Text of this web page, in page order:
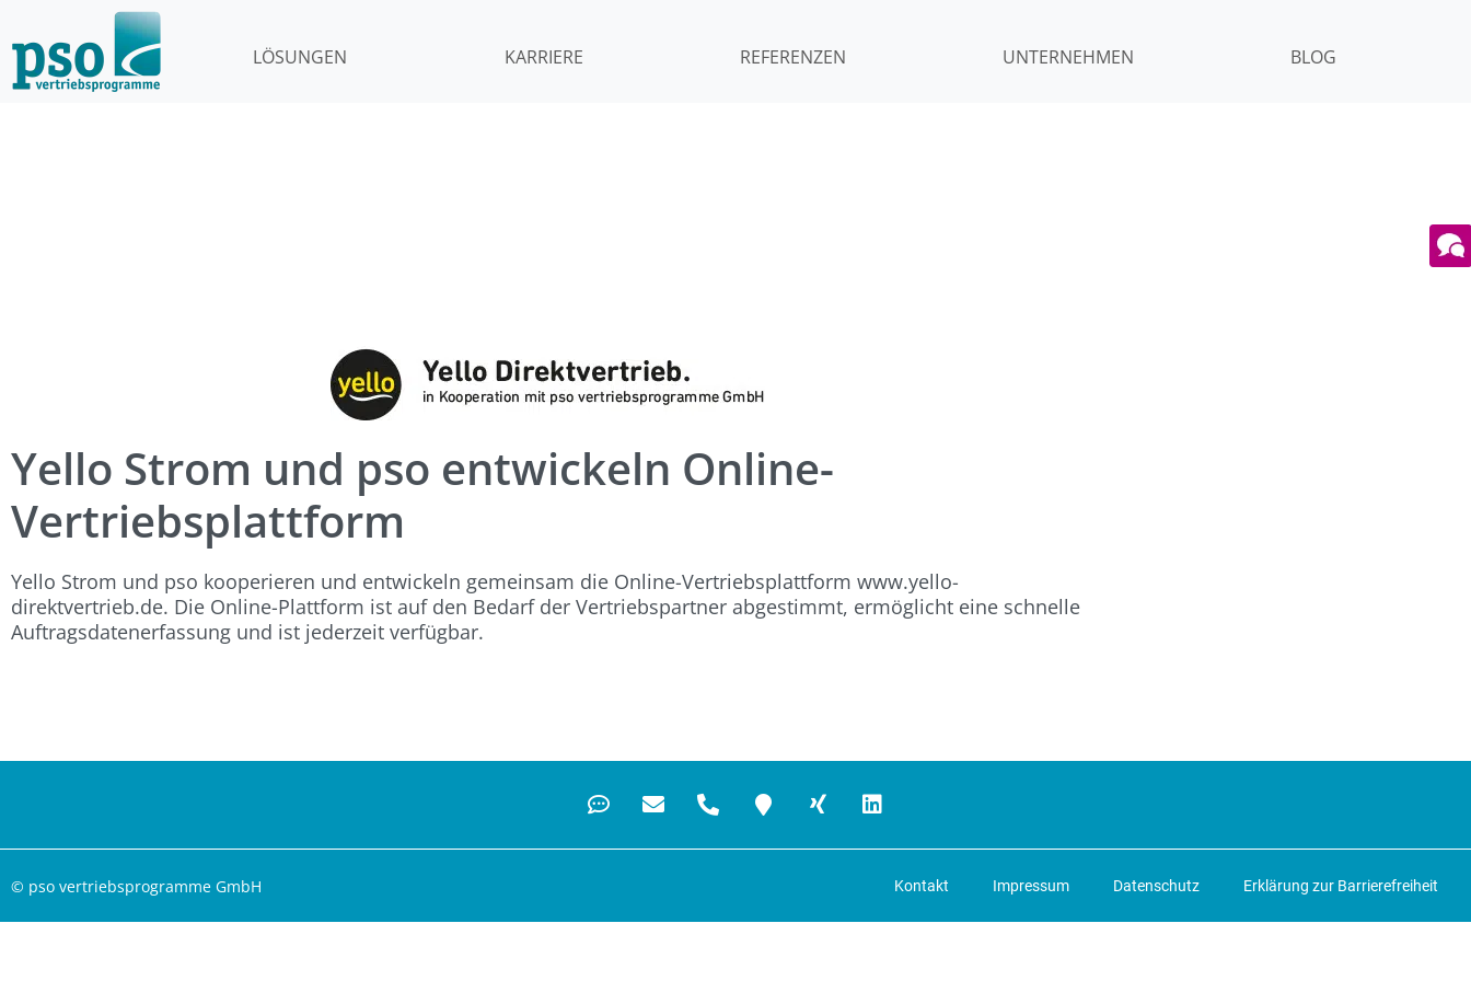
LÖSUNGEN KARRIERE REFERENZEN UNTERNEHMEN BLOG
Yello Strom und pso entwickeln Online-
Vertriebsplattform
Yello Strom und pso kooperieren und entwickeln gemeinsam die Online-Vertriebsplattform www.yello-
direktvertrieb.de. Die Online-Plattform ist auf den Bedarf der Vertriebspartner abgestimmt, ermöglicht eine schnelle
Auftragsdatenerfassung und ist jederzeit verfügbar.
© pso vertriebsprogramme GmbH Kontakt Impressum Datenschutz Erklärung zur Barrierefreiheit